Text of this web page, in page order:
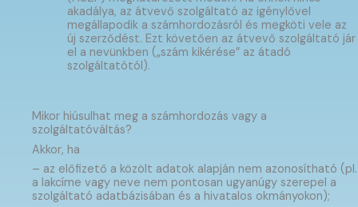
akadálya, az átvevő szolgáltató az igénylővel
megállapodik a számhordozásról és megköti vele az
új szerződést. Ezt követően az átvevő szolgáltató jár
el a nevünkben („szám kikérése” az átadó
szolgáltatótól).
Mikor hiúsulhat meg a számhordozás vagy a
szolgáltatóváltás?
Akkor, ha
– az előfizető a közölt adatok alapján nem azonosítható (pl.
a lakcíme vagy neve nem pontosan ugyanúgy szerepel a
szolgáltató adatbázisában és a hivatalos okmányokon);